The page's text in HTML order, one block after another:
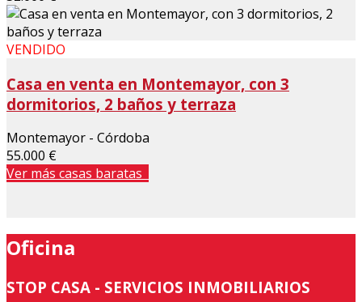
VENDIDO
Casa en venta en Montemayor, con 3
dormitorios, 2 baños y terraza
Montemayor - Córdoba
55.000 €
Ver más casas baratas
Oficina
STOP CASA - SERVICIOS INMOBILIARIOS